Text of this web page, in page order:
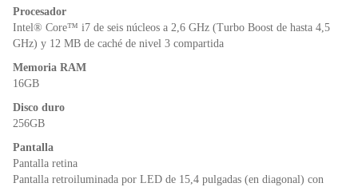
o
k
p dl
y
Procesador
Intel® Core™ i7 de seis núcleos a 2,6 GHz (Turbo Boost de hasta 4,5
GHz) y 12 MB de caché de nivel 3 compartida
Memoria RAM
16GB
Disco duro
256GB
Pantalla
Pantalla retina
Pantalla retroiluminada por LED de 15,4 pulgadas (en diagonal) con